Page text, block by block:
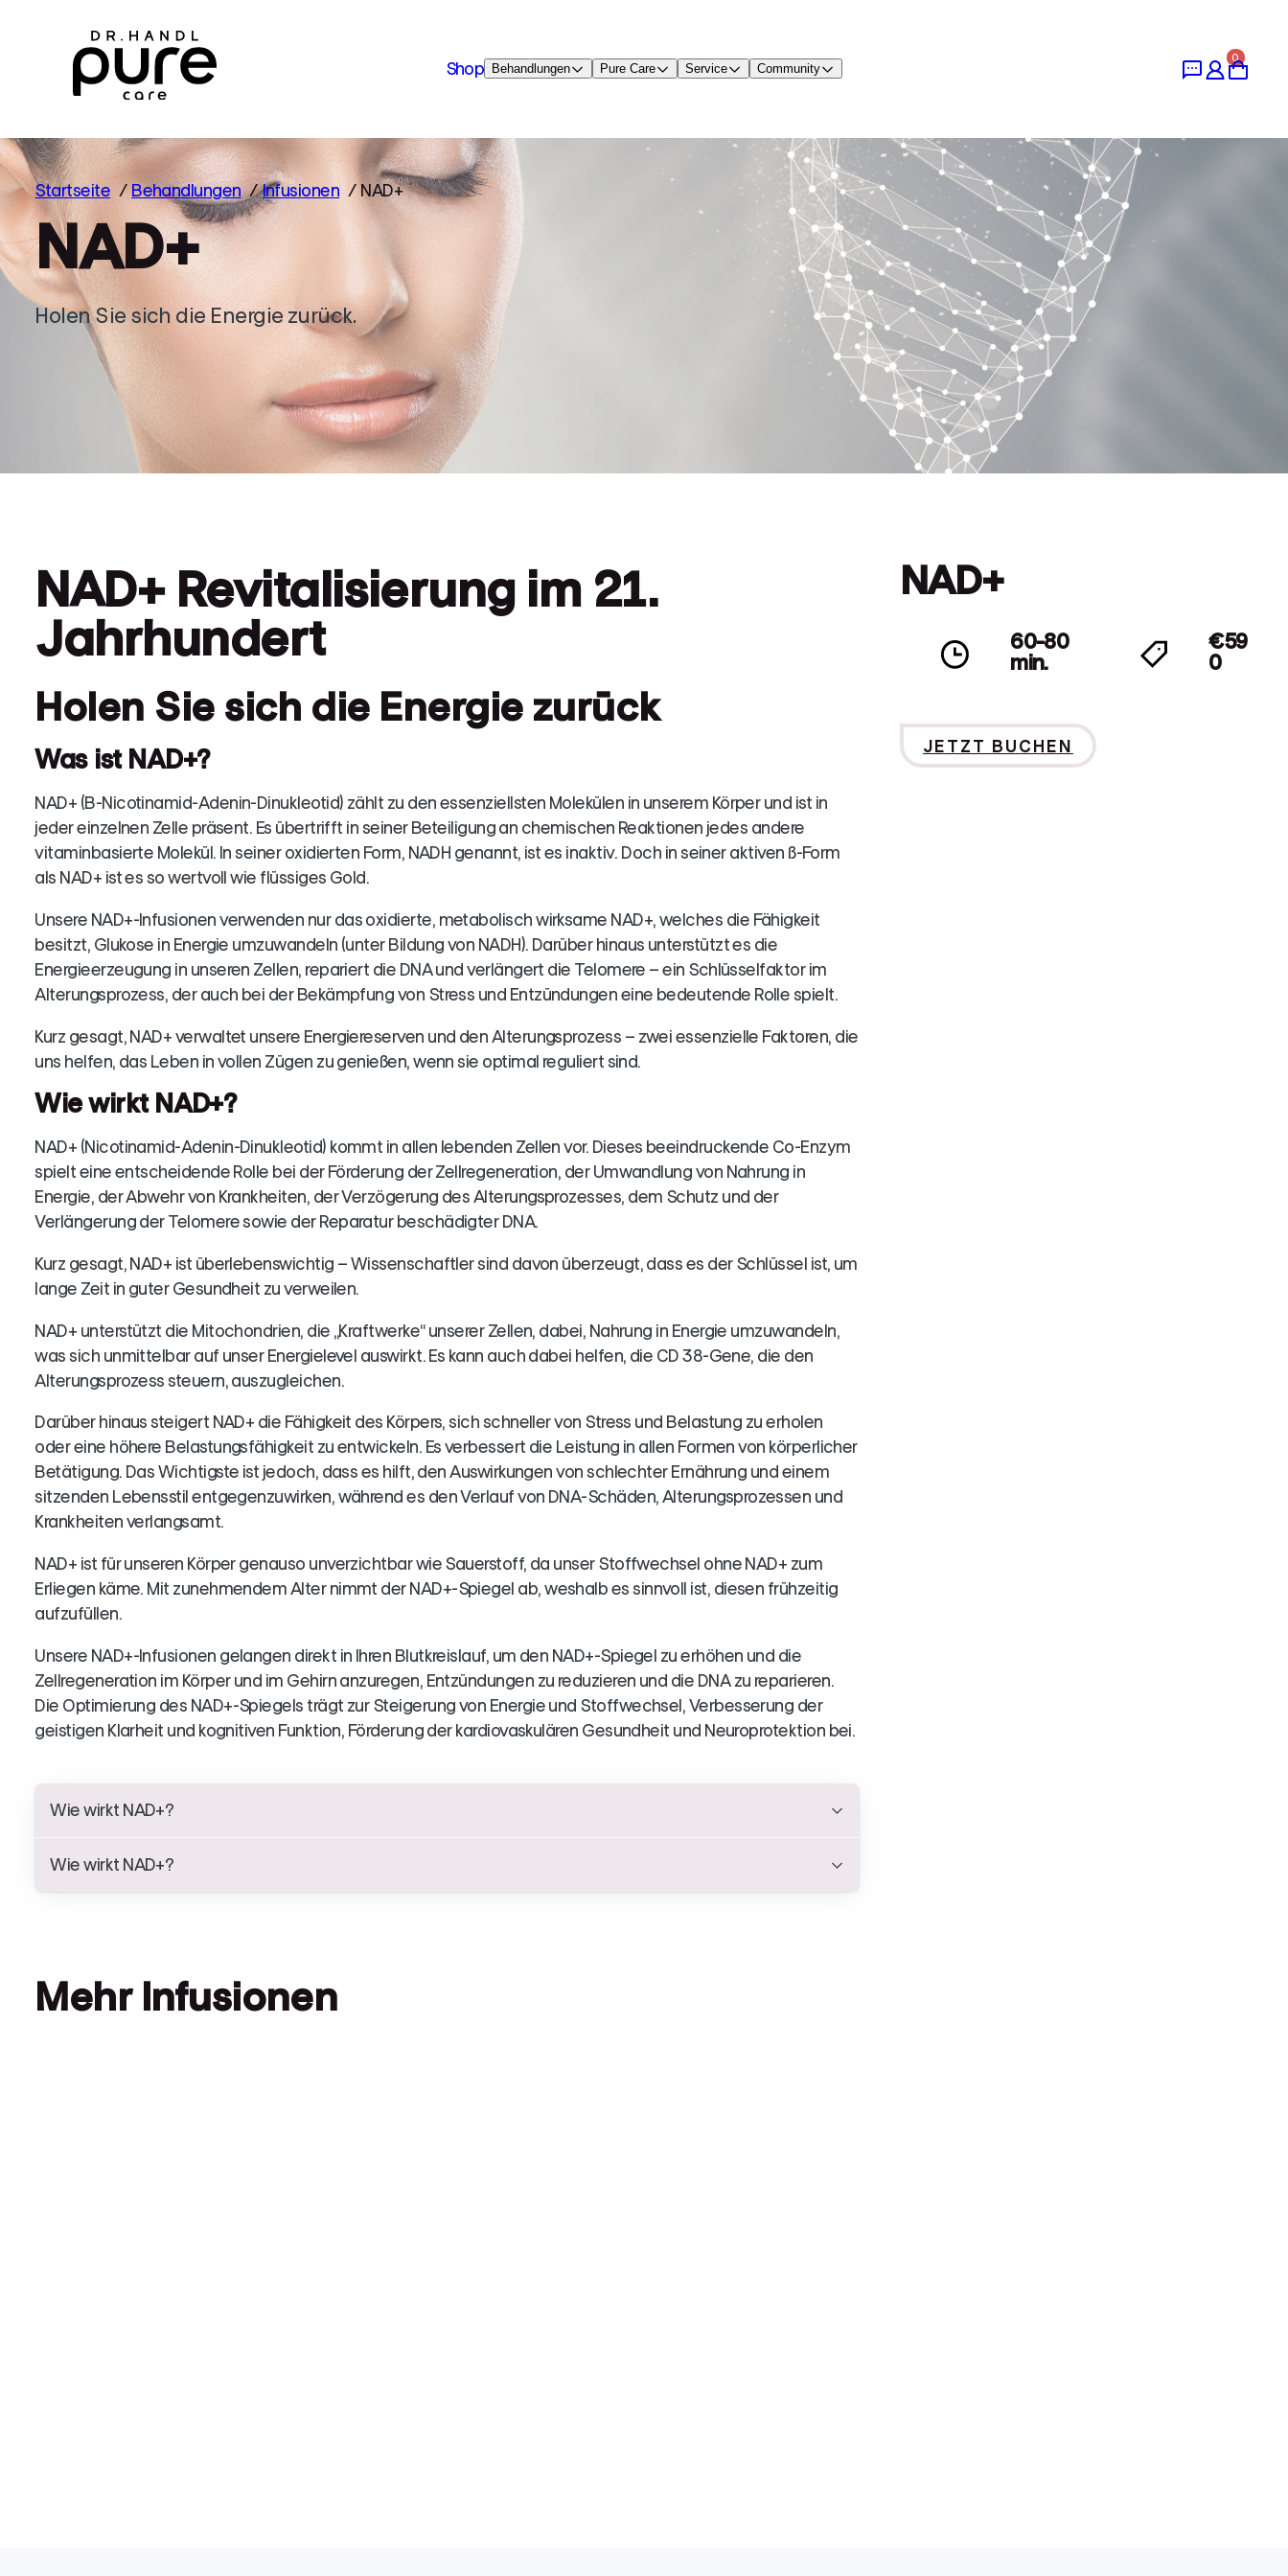
Shop Behandlungen Pure Care Service Community
Startseite Behandlungen Infusionen NAD+
NAD+
Holen Sie sich die Energie zurück.
NAD+ Revitalisierung im 21.
Jahrhundert
Holen Sie sich die Energie zurück
Was ist NAD+?
NAD+ (B-Nicotinamid-Adenin-Dinukleotid) zählt zu den essenziellsten Molekülen in unserem Körper und ist in
jeder einzelnen Zelle präsent. Es übertrifft in seiner Beteiligung an chemischen Reaktionen jedes andere
vitaminbasierte Molekül. In seiner oxidierten Form, NADH genannt, ist es inaktiv. Doch in seiner aktiven ß-Form
als NAD+ ist es so wertvoll wie flüssiges Gold.
Unsere NAD+-Infusionen verwenden nur das oxidierte, metabolisch wirksame NAD+, welches die Fähigkeit
besitzt, Glukose in Energie umzuwandeln (unter Bildung von NADH). Darüber hinaus unterstützt es die
Energieerzeugung in unseren Zellen, repariert die DNA und verlängert die Telomere – ein Schlüsselfaktor im
Alterungsprozess, der auch bei der Bekämpfung von Stress und Entzündungen eine bedeutende Rolle spielt.
Kurz gesagt, NAD+ verwaltet unsere Energiereserven und den Alterungsprozess – zwei essenzielle Faktoren, die
uns helfen, das Leben in vollen Zügen zu genießen, wenn sie optimal reguliert sind.
Wie wirkt NAD+?
NAD+ (Nicotinamid-Adenin-Dinukleotid) kommt in allen lebenden Zellen vor. Dieses beeindruckende Co-Enzym
spielt eine entscheidende Rolle bei der Förderung der Zellregeneration, der Umwandlung von Nahrung in
Energie, der Abwehr von Krankheiten, der Verzögerung des Alterungsprozesses, dem Schutz und der
Verlängerung der Telomere sowie der Reparatur beschädigter DNA.
Kurz gesagt, NAD+ ist überlebenswichtig – Wissenschaftler sind davon überzeugt, dass es der Schlüssel ist, um
lange Zeit in guter Gesundheit zu verweilen.
NAD+ unterstützt die Mitochondrien, die „Kraftwerke“ unserer Zellen, dabei, Nahrung in Energie umzuwandeln,
was sich unmittelbar auf unser Energielevel auswirkt. Es kann auch dabei helfen, die CD 38-Gene, die den
Alterungsprozess steuern, auszugleichen.
Darüber hinaus steigert NAD+ die Fähigkeit des Körpers, sich schneller von Stress und Belastung zu erholen
oder eine höhere Belastungsfähigkeit zu entwickeln. Es verbessert die Leistung in allen Formen von körperlicher
Betätigung. Das Wichtigste ist jedoch, dass es hilft, den Auswirkungen von schlechter Ernährung und einem
sitzenden Lebensstil entgegenzuwirken, während es den Verlauf von DNA-Schäden, Alterungsprozessen und
Krankheiten verlangsamt.
NAD+ ist für unseren Körper genauso unverzichtbar wie Sauerstoff, da unser Stoffwechsel ohne NAD+ zum
Erliegen käme. Mit zunehmendem Alter nimmt der NAD+-Spiegel ab, weshalb es sinnvoll ist, diesen frühzeitig
aufzufüllen.
Unsere NAD+-Infusionen gelangen direkt in Ihren Blutkreislauf, um den NAD+-Spiegel zu erhöhen und die
Zellregeneration im Körper und im Gehirn anzuregen, Entzündungen zu reduzieren und die DNA zu reparieren.
Die Optimierung des NAD+-Spiegels trägt zur Steigerung von Energie und Stoffwechsel, Verbesserung der
geistigen Klarheit und kognitiven Funktion, Förderung der kardiovaskulären Gesundheit und Neuroprotektion bei.
Wie wirkt NAD+?
Wie wirkt NAD+?
NAD+
60-80
min.
€59
0
JETZT BUCHEN
Mehr Infusionen